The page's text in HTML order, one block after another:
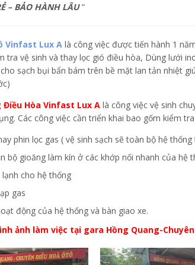
– BẢO HÀNH LÂU “
Vinfast Lux A là công việc được tiến hành 1
tra vệ sinh và thay lọc gió điều hòa, Dùng lưới
sạch bụi bẩn bám trên bề mặt lan tản nhiệt
Điều Hòa Vinfast Lux A là công việc vệ sinh
Các công việc cần triển khai bao gốm kiểm
phin lọc gas ( vệ sinh sạch sẽ toàn bộ hệ
bộ gioăng làm kín ở các khớp nối nhanh của hệ
cho hệ thống
gas
động của hệ thống và bàn giao xe.
ảnh làm việc tại gara Hồng Quang-